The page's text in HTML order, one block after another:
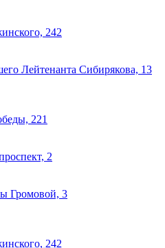
242
Лейтенанта Сибирякова, 13
221
2
Громовой, 3
242